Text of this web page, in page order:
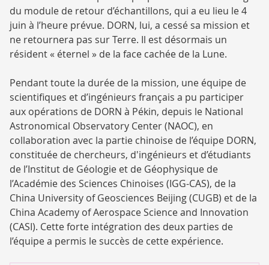
du module de retour d’échantillons, qui a eu lieu le 4
juin à l’heure prévue. DORN, lui, a cessé sa mission et
ne retournera pas sur Terre. Il est désormais un
résident « éternel » de la face cachée de la Lune.
Pendant toute la durée de la mission, une équipe de
scientifiques et d’ingénieurs français a pu participer
aux opérations de DORN à Pékin, depuis le National
Astronomical Observatory Center (NAOC), en
collaboration avec la partie chinoise de l’équipe DORN,
constituée de chercheurs, d'ingénieurs et d’étudiants
de l’Institut de Géologie et de Géophysique de
l’Académie des Sciences Chinoises (IGG-CAS), de la
China University of Geosciences Beijing (CUGB) et de la
China Academy of Aerospace Science and Innovation
(CASI). Cette forte intégration des deux parties de
l’équipe a permis le succès de cette expérience.